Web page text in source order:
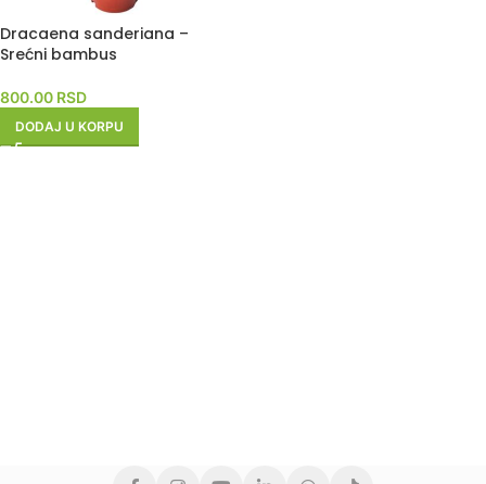
Dracaena sanderiana –
Srećni bambus
800.00 RSD
DODAJ U KORPU